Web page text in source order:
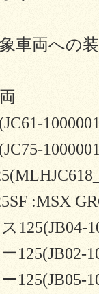
車両への
:MSX
125(JB04-
125(JB02-
125(JB05-